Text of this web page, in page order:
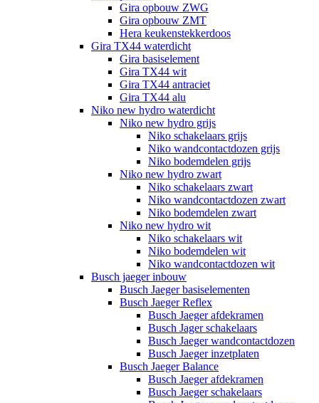
Gira opbouw ZWG
Gira opbouw ZMT
Hera keukenstekkerdoos
Gira TX44 waterdicht
Gira basiselement
Gira TX44 wit
Gira TX44 antraciet
Gira TX44 alu
Niko new hydro waterdicht
Niko new hydro grijs
Niko schakelaars grijs
Niko wandcontactdozen grijs
Niko bodemdelen grijs
Niko new hydro zwart
Niko schakelaars zwart
Niko wandcontactdozen zwart
Niko bodemdelen zwart
Niko new hydro wit
Niko schakelaars wit
Niko bodemdelen wit
Niko wandcontactdozen wit
Busch jaeger inbouw
Busch Jaeger basiselementen
Busch Jaeger Reflex
Busch Jaeger afdekramen
Busch Jager schakelaars
Busch Jaeger wandcontactdozen
Busch Jaeger inzetplaten
Busch Jaeger Balance
Busch Jaeger afdekramen
Busch Jaeger schakelaars